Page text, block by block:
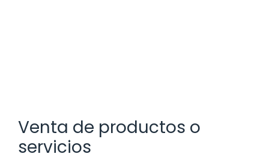
Venta de productos o
servicios